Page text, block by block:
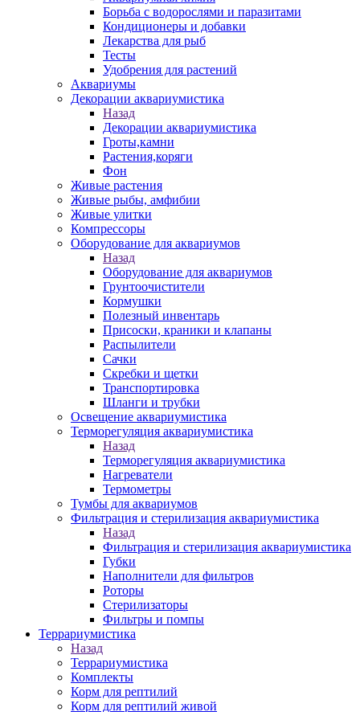
Борьба с водорослями и паразитами
Кондиционеры и добавки
Лекарства для рыб
Тесты
Удобрения для растений
Аквариумы
Декорации аквариумистика
Назад
Декорации аквариумистика
Гроты,камни
Растения,коряги
Фон
Живые растения
Живые рыбы, амфибии
Живые улитки
Компрессоры
Оборудование для аквариумов
Назад
Оборудование для аквариумов
Грунтоочистители
Кормушки
Полезный инвентарь
Присоски, краники и клапаны
Распылители
Сачки
Скребки и щетки
Транспортировка
Шланги и трубки
Освещение аквариумистика
Терморегуляция аквариумистика
Назад
Терморегуляция аквариумистика
Нагреватели
Термометры
Тумбы для аквариумов
Фильтрация и стерилизация аквариумистика
Назад
Фильтрация и стерилизация аквариумистика
Губки
Наполнители для фильтров
Роторы
Стерилизаторы
Фильтры и помпы
Террариумистика
Назад
Террариумистика
Комплекты
Корм для рептилий
Корм для рептилий живой